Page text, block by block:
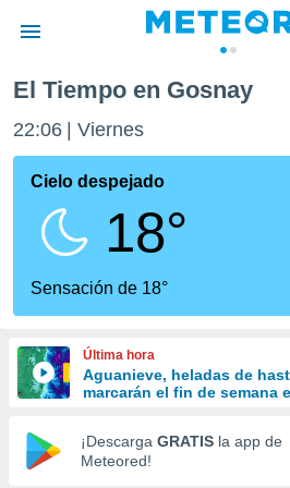
de
por
se
calidad.
a este
las
y
forma
digital
basada
El Tiempo en Gosnay
22:06 Viernes
Cielo despejado
18°
Sensación de 18°
Última hora
Aguanieve, heladas de
marcarán el fin de semana
¡Descarga GRATIS la app de
Meteored!